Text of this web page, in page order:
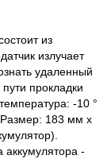
из
излучает
удаленный
прокладки
-10 °
Размер: 183 мм х
-